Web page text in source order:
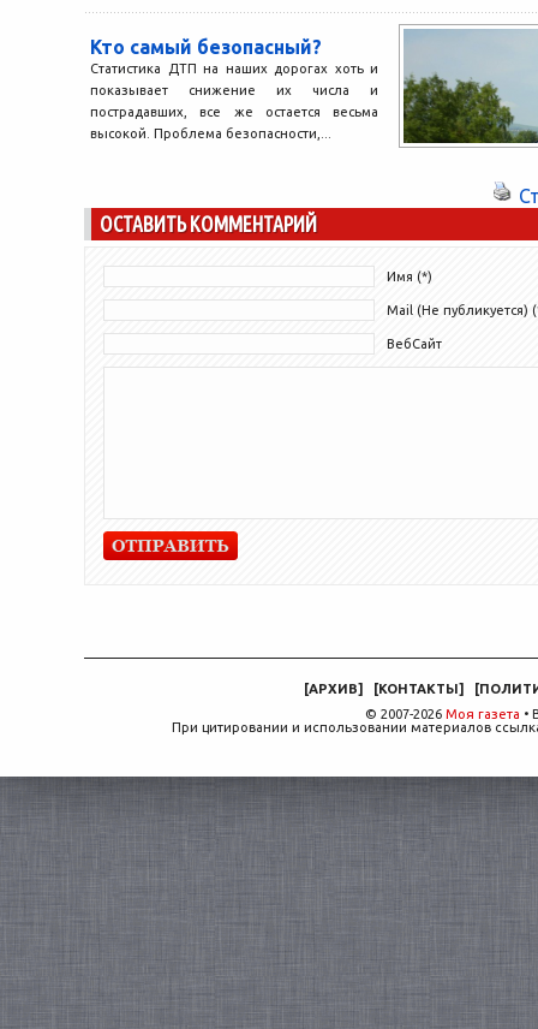
Кто самый безопасный?
Статистика ДТП на наших дорогах хоть и
показывает снижение их числа и
пострадавших, все же остается весьма
высокой. Проблема безопасности,...
ОСТАВИТЬ КОММЕНТАРИЙ
Имя (*)
Mail (Не публикуется)
ВебСайт
[АРХИВ] [КОНТАКТЫ] [
© 2007-2026 Моя газета •
При цитировании и использовании материалов